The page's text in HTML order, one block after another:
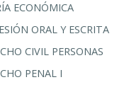
ECONÓMICA
ORAL Y ESCRITA
CIVIL PERSONAS
PENAL I